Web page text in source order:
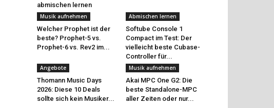
abmischen lernen
Musik aufnehmen
Welcher Prophet ist der
beste? Prophet-5 vs.
Prophet-6 vs. Rev2 im...
Abmischen lernen
Softube Console 1
Compact im Test: Der
vielleicht beste Cubase-
Controller für...
Angebote
Thomann Music Days
2026: Diese 10 Deals
sollte sich kein Musiker...
Musik aufnehmen
Akai MPC One G2: Die
beste Standalone-MPC
aller Zeiten oder nur...